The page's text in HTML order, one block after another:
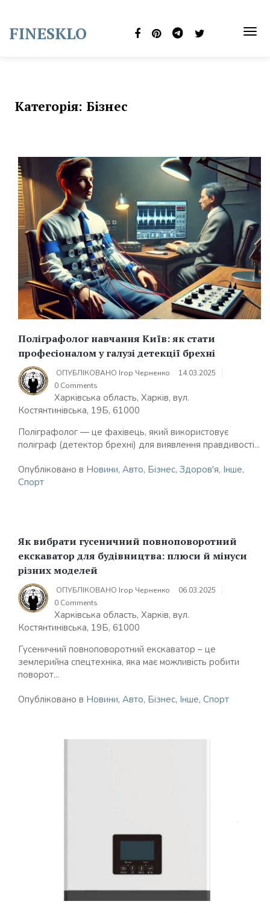
content
FINESKLO
Категорія: Бізнес
Поліграфолог навчання Київ: як стати
професіоналом у галузі детекції брехні
ОПУБЛІКОВАНО Ігор Черненко
14.03.2025
0 Comments
Харківська область, Харків, вул.
Костянтинівська, 19Б, 61000
Поліграфолог — це фахівець, який використовує
поліграф (детектор брехні) для виявлення правдивості...
Опубліковано в Новини, Авто, Бізнес, Здоров'я, Інше,
Спорт
Як вибрати гусеничний повноповоротний
екскаватор для будівництва: плюси й мінуси
різних моделей
ОПУБЛІКОВАНО Ігор Черненко
06.03.2025
0 Comments
Харківська область, Харків, вул.
Костянтинівська, 19Б, 61000
Гусеничний повноповоротний екскаватор – це
землерийна спецтехніка, яка має можливість робити
поворот...
Опубліковано в Новини, Авто, Бізнес, Інше, Спорт